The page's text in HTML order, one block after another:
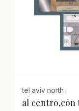
tel aviv north
al centro,con